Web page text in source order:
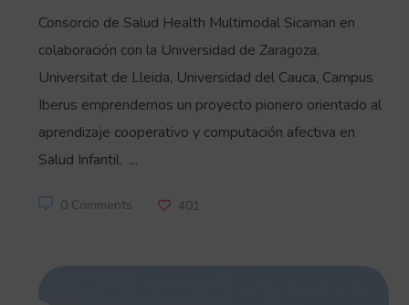
Consorcio de Salud Health Multimodal Sicaman en
colaboración con la Universidad de Zaragoza,
Universitat de Lleida, Universidad del Cauca, Campus
Iberus emprendemos un proyecto pionero orientado al
aprendizaje cooperativo y computación afectiva en
Salud Infantil. ...
401
0 Comments